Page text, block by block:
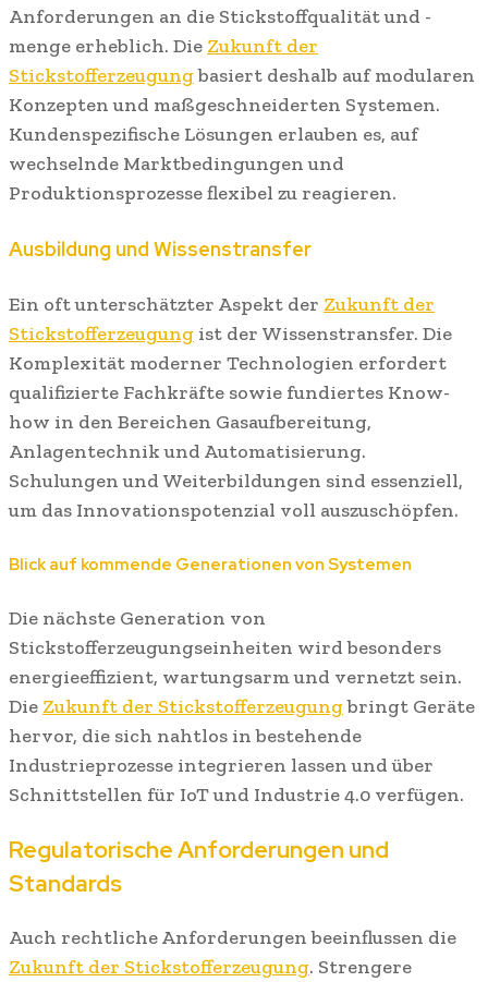
Anforderungen an die Stickstoffqualität und -
menge erheblich. Die Zukunft der
Stickstofferzeugungbasiert deshalb auf modularen
Konzepten und maßgeschneiderten Systemen.
Kundenspezifische Lösungen erlauben es, auf
wechselnde Marktbedingungen und
Produktionsprozesse flexibel zu reagieren.
Ausbildung und Wissenstransfer
Ein oft unterschätzter Aspekt der Zukunft der
Stickstofferzeugung ist der Wissenstransfer. Die
Komplexität moderner Technologien erfordert
qualifizierte Fachkräfte sowie fundiertes Know-
how in den Bereichen Gasaufbereitung,
Anlagentechnik und Automatisierung.
Schulungen und Weiterbildungen sind essenziell,
um das Innovationspotenzial voll auszuschöpfen.
Blick auf kommende Generationen von Systemen
Die nächste Generation von
Stickstofferzeugungseinheiten wird besonders
energieeffizient, wartungsarm und vernetzt sein.
Die Zukunft der Stickstofferzeugungbringt Geräte
hervor, die sich nahtlos in bestehende
Industrieprozesse integrieren lassen und über
Schnittstellen für IoT und Industrie 4.0 verfügen.
Regulatorische Anforderungen und
Standards
Auch rechtliche Anforderungen beeinflussen die
Zukunft der Stickstofferzeugung. Strengere